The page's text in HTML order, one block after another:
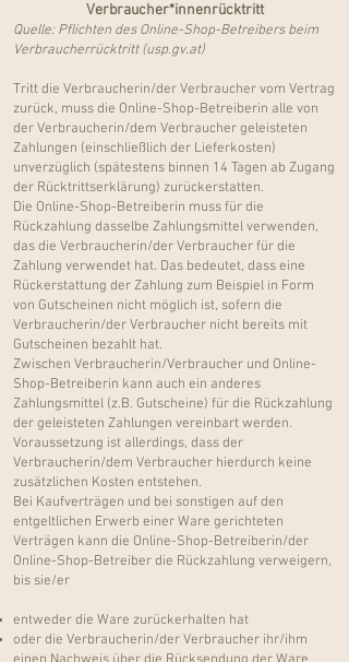
Verbraucher*innenrücktritt
Quelle:Pflichten des Online-Shop-Betreibers beim
Verbraucherrücktritt (usp.gv.at)
Tritt die Verbraucherin/der Verbraucher vom Vertrag
zurück, muss die Online-Shop-Betreiberin alle von
der Verbraucherin/dem Verbraucher geleisteten
Zahlungen (einschließlich der Lieferkosten)
unverzüglich (spätestens binnen 14 Tagen ab Zugang
der Rücktrittserklärung) zurückerstatten.
Die Online-Shop-Betreiberin muss für die
Rückzahlung dasselbe Zahlungsmittel verwenden,
das die Verbraucherin/der Verbraucher für die
Zahlung verwendet hat. Das bedeutet, dass eine
Rückerstattung der Zahlung zum Beispiel in Form
von Gutscheinen nicht möglich ist, sofern die
Verbraucherin/der Verbraucher nicht bereits mit
Gutscheinen bezahlt hat.
Zwischen Verbraucherin/Verbraucher und Online-
Shop-Betreiberin kann auch ein anderes
Zahlungsmittel (z.B. Gutscheine) für die Rückzahlung
der geleisteten Zahlungen vereinbart werden.
Voraussetzung ist allerdings, dass der
Verbraucherin/dem Verbraucher hierdurch keine
zusätzlichen Kosten entstehen.
Bei Kaufverträgen und bei sonstigen auf den
entgeltlichen Erwerb einer Ware gerichteten
Verträgen kann die Online-Shop-Betreiberin/der
Online-Shop-Betreiber die Rückzahlung verweigern,
bis sie/er
entweder die Ware zurückerhalten hat
oder die Verbraucherin/der Verbraucher ihr/ihm